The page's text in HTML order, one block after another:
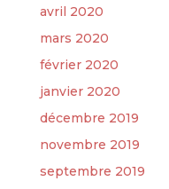
avril 2020
mars 2020
février 2020
janvier 2020
décembre 2019
novembre 2019
septembre 2019